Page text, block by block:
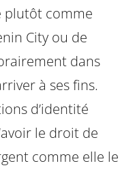
plutôt comme
City ou de
dans
à ses fins.
d’identité
le droit de
comme elle le